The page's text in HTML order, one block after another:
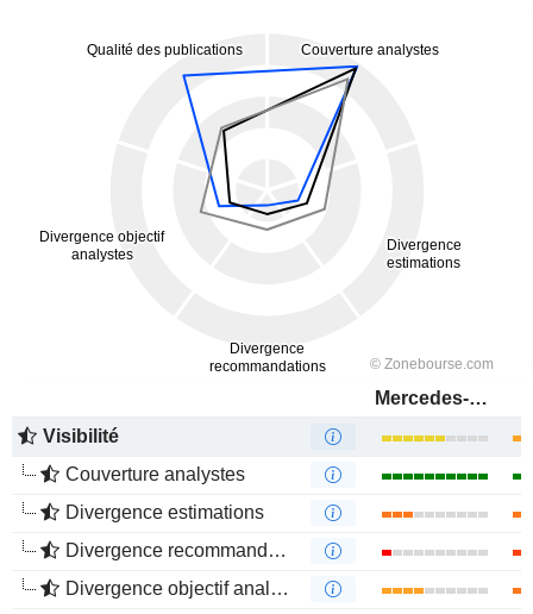
Mercedes-Benz Group AG
Visibilité
Couverture analystes
Divergence estimations
Divergence recommandations analystes
Divergence objectif analystes